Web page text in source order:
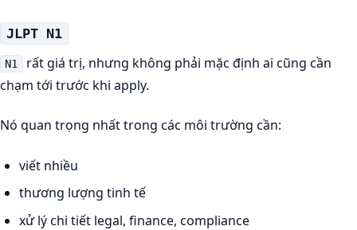
JLPT N1
N1
rất giá trị, nhưng không phải mặc định ai cũng cần
chạm tới trước khi apply.
Nó quan trọng nhất trong các môi trường cần:
viết nhiều
thương lượng tinh tế
xử lý chi tiết legal, finance, compliance